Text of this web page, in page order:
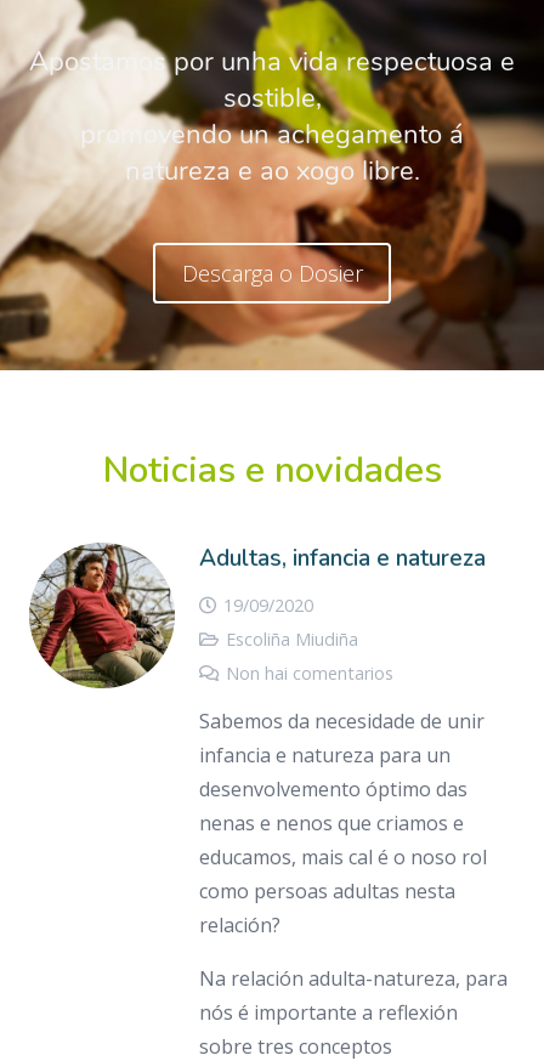
Apostamos por unha vida respectuosa e
sostible,
promovendo un achegamento á
natureza e ao xogo libre.
Descarga o Dosier
Noticias e novidades
Adultas, infancia e natureza
19/09/2020
Escoliña Miudiña
Non hai comentarios
Sabemos da necesidade de unir
infancia e natureza para un
desenvolvemento óptimo das
nenas e nenos que criamos e
educamos, mais cal é o noso rol
como persoas adultas nesta
relación?
Na relación adulta-natureza, para
nós é importante a reflexión
sobre tres conceptos